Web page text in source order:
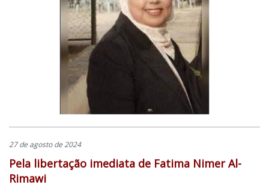
27 de agosto de 2024
Pela libertação imediata de Fatima Nimer Al-
Rimawi